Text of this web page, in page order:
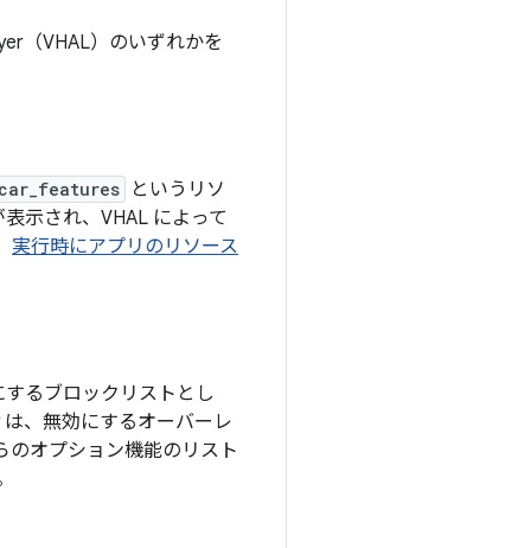
（VHAL）のいずれかを
というリソ
示され、VHAL によって
実行時にアプリのリソース
るブロックリストとし
、無効にするオーバーレ
のオプション機能のリスト